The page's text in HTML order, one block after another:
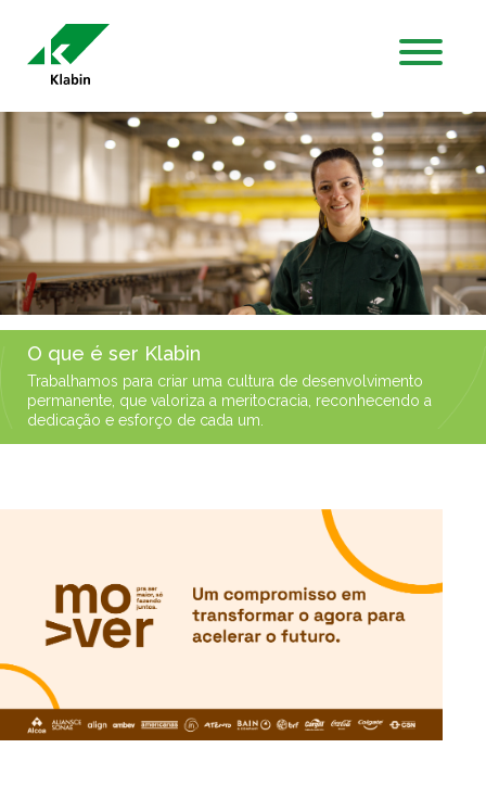
Siirry pääsisältöön
O que é ser Klabin
Trabalhamos para criar uma cultura de desenvolvimento
permanente, que valoriza a meritocracia, reconhecendo a
dedicação e esforço de cada um.